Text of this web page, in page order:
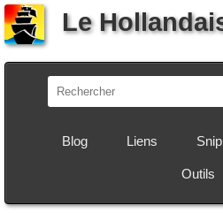
Le
Blog Liens
Outils